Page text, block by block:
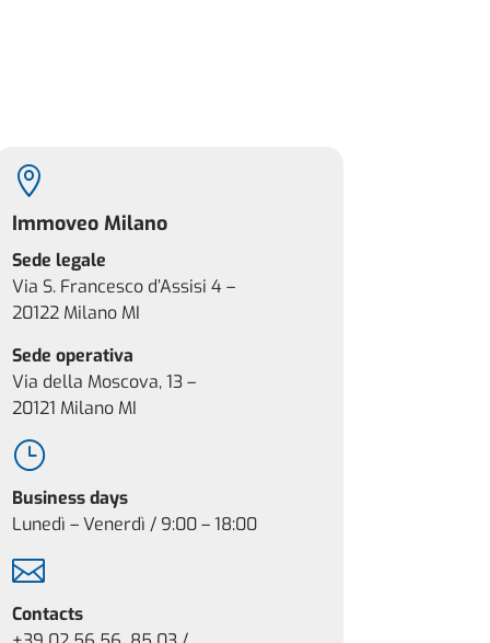

Immoveo Milano
Sede legale
Via S. Francesco d’Assisi 4 –
20122 Milano MI
Sede operativa
Via della Moscova, 13 –
20121 Milano MI
}
Business days
Lunedì – Venerdì / 9:00 – 18:00

Contacts